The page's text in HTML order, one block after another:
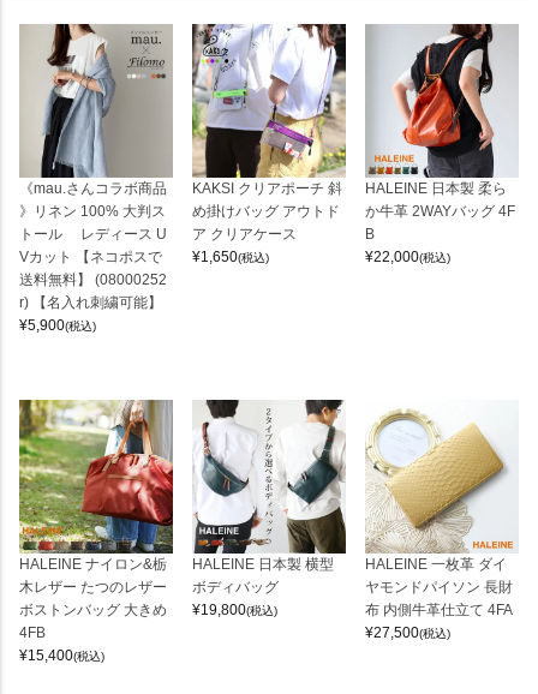
《mau.さんコラボ商品
》リネン 100% 大判ス
トール レディース U
Vカット 【ネコポスで
送料無料】 (08000252
r) 【名入れ刺繍可能】
¥5,900(税込)
KAKSI クリアポーチ 斜
め掛けバッグ アウトド
ア クリアケース
¥1,650(税込)
HALEINE 日本製 柔ら
か牛革 2WAYバッグ 4F
B
¥22,000(税込)
HALEINE ナイロン&栃
木レザー たつのレザー
ボストンバッグ 大きめ
4FB
¥15,400(税込)
HALEINE 日本製 横型
ボディバッグ
¥19,800(税込)
HALEINE 一枚革 ダイ
ヤモンドパイソン 長財
布 内側牛革仕立て 4FA
¥27,500(税込)